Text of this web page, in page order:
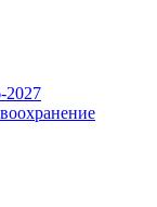
2027